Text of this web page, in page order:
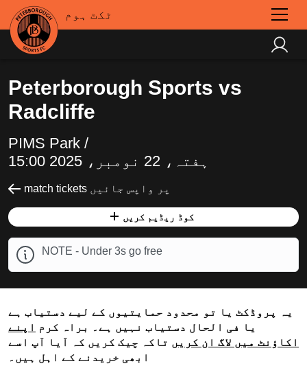
ٹکٹ ہوم
Peterborough Sports vs
Radcliffe
PIMS Park /
ہفتہ، 22 نومبر، 2025 15:00
match tickets پر واپس جائیں
کوڈ ریڈیم کریں
NOTE - Under 3s go free
یہ پروڈکٹ یا تو محدود حمایتیوں کے لیے دستیاب ہے
یا فی الحال دستیاب نہیں ہے۔ براہ کرم اپنے
اکاؤنٹ میں لاگ ان کریں تاکہ چیک کریں کہ آیا آپ اسے
ابھی خریدنے کے اہل ہیں۔